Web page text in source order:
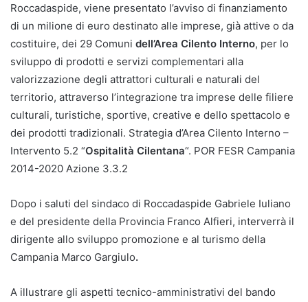
Roccadaspide, viene presentato l’avviso di finanziamento
di un milione di euro destinato alle imprese, già attive o da
costituire, dei 29 Comuni dell’Area Cilento Interno, per lo
sviluppo di prodotti e servizi complementari alla
valorizzazione degli attrattori culturali e naturali del
territorio, attraverso l’integrazione tra imprese delle filiere
culturali, turistiche, sportive, creative e dello spettacolo e
dei prodotti tradizionali. Strategia d’Area Cilento Interno –
Intervento 5.2 “Ospitalità Cilentana“. POR FESR Campania
2014-2020 Azione 3.3.2
Dopo i saluti del sindaco di Roccadaspide Gabriele Iuliano
e del presidente della Provincia Franco Alfieri, interverrà il
dirigente allo sviluppo promozione e al turismo della
Campania Marco Gargiulo.
A illustrare gli aspetti tecnico-amministrativi del bando